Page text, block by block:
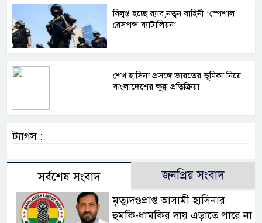
বিলুপ্ত হচ্ছে র‍্যাব,নতুন বাহিনী ‘স্পেশাল
রেসপন্স ব্যাটালিয়ন’
শেখ হাসিনা প্রসঙ্গে ভারতের ভূমিকা নিয়ে
বাংলাদেশের ক্ষুব্ধ প্রতিক্রিয়া
ট্যাগস :
সর্বশেষ সংবাদ জনপ্রিয় সংবাদ
মৃত্যুদণ্ডপ্রাপ্ত আসামী হাসিনার
হুমকি-ধামকির দায় এড়াতে পারে না